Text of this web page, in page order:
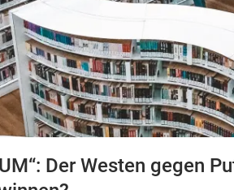
Der Westen gegen